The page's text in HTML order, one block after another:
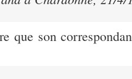
que son